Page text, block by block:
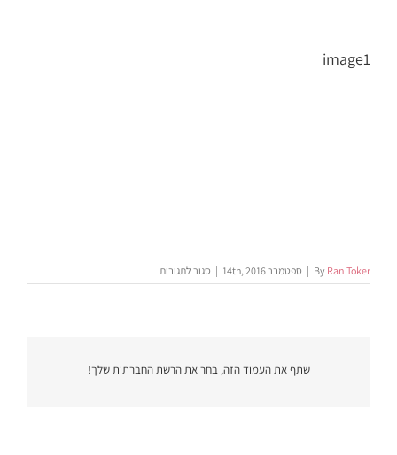
image1
By Ran Toker
| ספטמבר 14th, 2016 | סגור לתגובות
image1
שתף את העמוד הזה, בחר את הרשת החברתית שלך!